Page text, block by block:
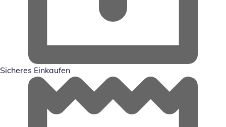
Sicheres Einkaufen